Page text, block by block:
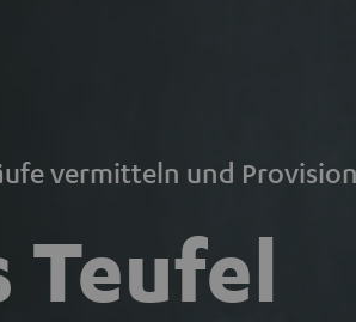
vermitteln und
Teufel